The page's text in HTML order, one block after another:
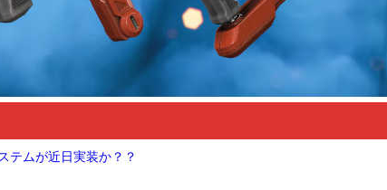
テムが近日実装か？？